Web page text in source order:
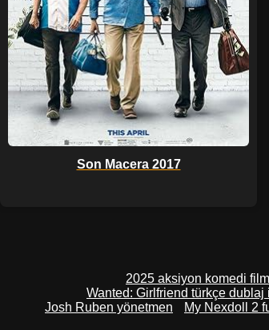
Son Macera 2017
2025 aksiyon komedi
Wanted: Girlfriend türkçe dublaj
Josh Ruben yönetmen
My Nexdoll 2